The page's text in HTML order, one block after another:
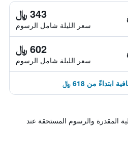
343 ﷼
سعر الليلة شامل الرسوم
602 ﷼
سعر الليلة شامل الرسوم
المقدرة والرسوم المستحقة عند